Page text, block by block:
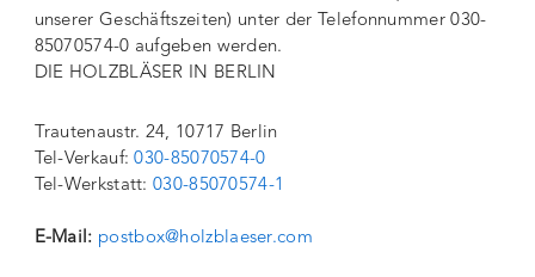
unserer Geschäftszeiten) unter der Telefonnummer 030-
85070574-0 aufgeben werden.
DIE HOLZBLÄSER IN BERLIN
Trautenaustr. 24, 10717 Berlin
Tel-Verkauf:030-85070574-0
Tel-Werkstatt:030-85070574-1
E-Mail: postbox@holzblaeser.com